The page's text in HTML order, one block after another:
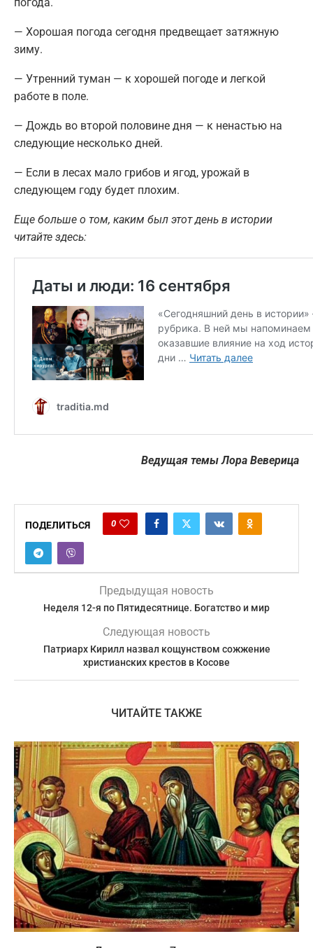
погода.
— Хорошая погода сегодня предвещает затяжную
зиму.
— Утренний туман — к хорошей погоде и легкой
работе в поле.
— Дождь во второй половине дня — к ненастью на
следующие несколько дней.
— Если в лесах мало грибов и ягод, урожай в
следующем году будет плохим.
Еще больше о том, каким был этот день в истории
читайте здесь:
Ведущая темы Лора Веверица
ПОДЕЛИТЬСЯ 0
Предыдущая новость
Неделя 12-я по Пятидесятнице. Богатство и мир
Следующая новость
Патриарх Кирилл назвал кощунством сожжение
христианских крестов в Косове
ЧИТАЙТЕ ТАКЖЕ